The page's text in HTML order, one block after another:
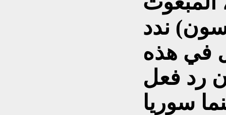
ندد
في هذه
رد فعل
سوريا